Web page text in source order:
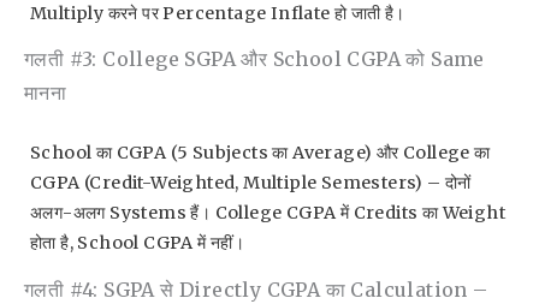
Multiply करने पर Percentage Inflate हो जाती है।
गलती #3: College SGPA और School CGPA को Same
मानना
School का CGPA (5 Subjects का Average) और College का
CGPA (credit-Weighted, Multiple Semesters) – दोनों
अलग-अलग Systems हैं। College CGPA में Credits का Weight
होता है, School CGPA में नहीं।
गलती #4: SGPA से Directly CGPA का Calculation –